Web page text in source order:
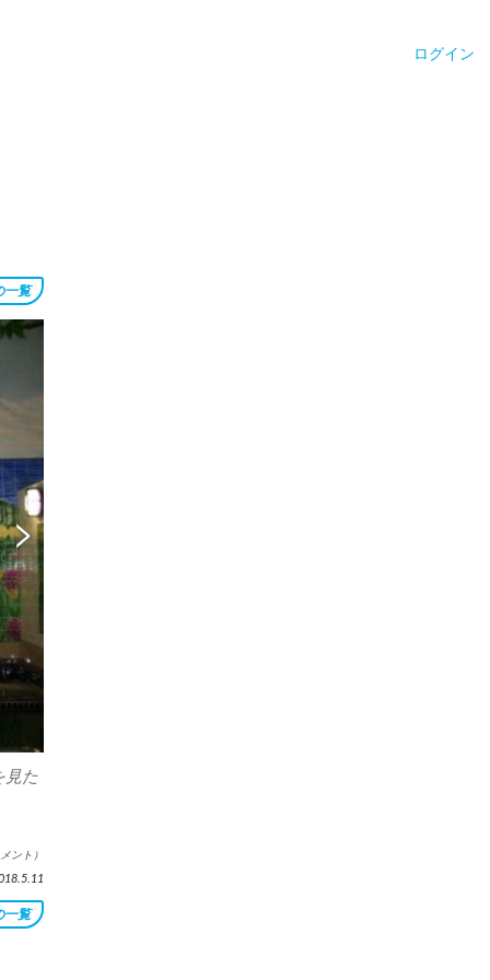
ログイン
一覧
見た
ント）
一覧